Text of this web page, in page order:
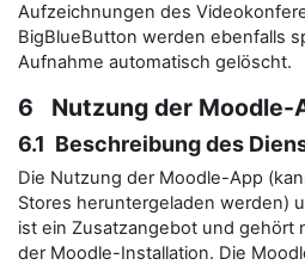
Aufzeichnungen des
BigBlueButton werden ebenfalls
Aufnahme automatisch gelöscht.
6 Nutzung der Moodle-
6.1 Beschreibung des
Die Nutzung der Moodle-App
Stores heruntergeladen werden)
ist ein Zusatzangebot und gehört
der Moodle-Installation. Die